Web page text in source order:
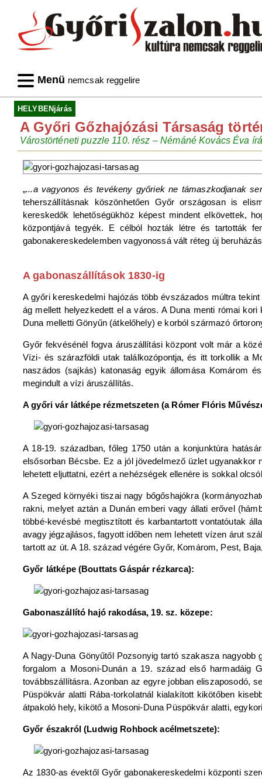
Menü nemcsak reggelire
HELYBENjárás
A Győri Gőzhajózási Társaság
Várostörténeti puzzle 110. rész – Némáné Kovács Éva
„...a vagyonos és tevékeny győriek ne támaszkodjanak
teherszállításnak köszönhetően Győr országosan is
kereskedők lehetőségükhöz képest mindent elkövettek,
központjává tegyék. E célból hozták létre és tartották
gabonakereskedelemben vagyonossá vált réteg új
A gabonaszállítások 1830-ig
A győri kereskedelmi hajózás több évszázados múltra
ág mellett helyezkedett el a város. A Duna menti római
Duna melletti Gönyűn (átkelőhely) e korból származó
Győr fekvésénél fogva áruszállítási központ volt már a
Vízi- és szárazföldi utak találkozópontja, és itt torkollik a
naszádos (sajkás) katonaság egyik állomása Komárom
megindult a vízi áruszállítás.
A győri vár látképe rézmetszeten (a Rómer Flóris
A 18-19. században, főleg 1750 után a konjunktúra
elsősorban Bécsbe. Ez a jól jövedelmező üzlet
lehetett eljuttatni, ezért a nehézségek ellenére is sokkal
A Szeged környéki tiszai nagy bőgőshajókra
rakni, melyet aztán a Dunán emberi vagy állati erővel
többé-kevésbé megtisztított és karbantartott vontatóutak
avagy jégzajlásos, fagyott időben nem lehetett vízen árut
tartott az út. A 18. század végére Győr, Komárom, Pest,
Győr látképe (Bouttats Gáspár rézkarca):
Gabonaszállító hajó rakodása, 19. sz. közepe:
A Nagy-Duna Gönyűtől Pozsonyig tartó szakasza
forgalom a Mosoni-Dunán a 19. század első harmadáig
továbbszállításra. Azonban az egyre jobban eliszaposodó,
Püspökvár alatti Rába-torkolatnál kialakított kikötőben
átpakoló hely, kikötő a Mosoni-Duna Püspökvár alatti,
Győr északról (Ludwig Rohbock acélmetszete):
Az 1830-as évektől Győr gabonakereskedelmi központi